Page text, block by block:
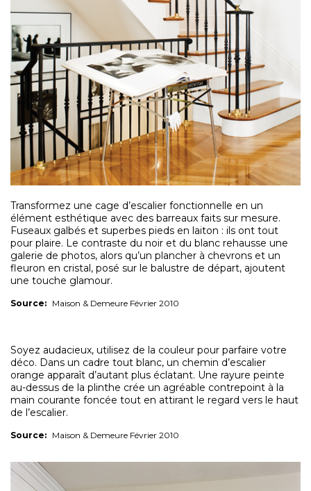
Transformez une cage d’escalier fonctionnelle en un
élément esthétique avec des barreaux faits sur mesure.
Fuseaux galbés et superbes pieds en laiton : ils ont tout
pour plaire. Le contraste du noir et du blanc rehausse une
galerie de photos, alors qu’un plancher à chevrons et un
fleuron en cristal, posé sur le balustre de départ, ajoutent
une touche glamour.
Source: Maison & Demeure Février 2010
Soyez audacieux, utilisez de la couleur pour parfaire votre
déco. Dans un cadre tout blanc, un chemin d’escalier
orange apparaît d’autant plus éclatant. Une rayure peinte
au-dessus de la plinthe crée un agréable contrepoint à la
main courante foncée tout en attirant le regard vers le haut
de l’escalier.
Source: Maison & Demeure Février 2010